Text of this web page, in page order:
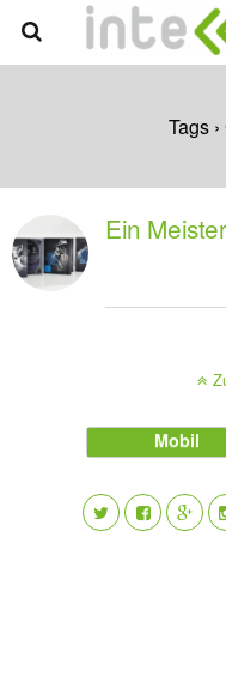
Tags
Ein
Mobil